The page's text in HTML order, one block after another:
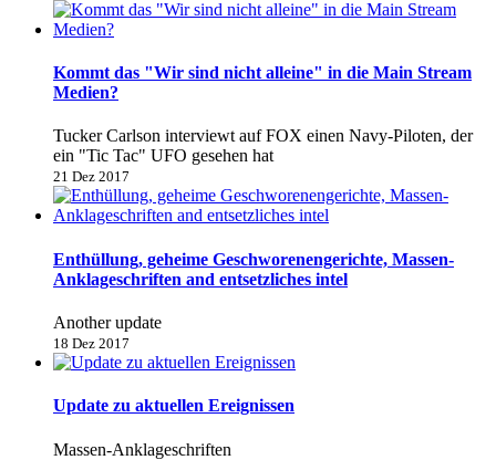
Kommt das "Wir sind nicht alleine" in die Main Stream
Medien?
Tucker Carlson interviewt auf FOX einen Navy-Piloten, der
ein "Tic Tac" UFO gesehen hat
21 Dez 2017
Enthüllung, geheime Geschworenengerichte, Massen-
Anklageschriften and entsetzliches intel
Another update
18 Dez 2017
Update zu aktuellen Ereignissen
Massen-Anklageschriften